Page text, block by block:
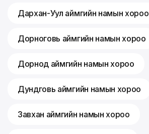
Дархан-Уул аймгийн намын хороо
Дорноговь аймгийн намын хороо
Дорнод аймгийн намын хороо
Дундговь аймгийн намын хороо
Завхан аймгийн намын хороо